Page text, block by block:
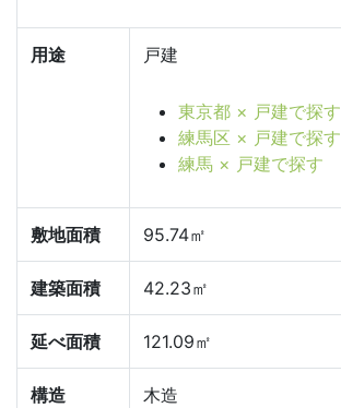
用途 戸建
東京都 × 戸建で探す
練馬区 × 戸建で探す
練馬 × 戸建で探す
敷地面積 95.74㎡
建築面積 42.23㎡
延べ面積 121.09㎡
構造
木造